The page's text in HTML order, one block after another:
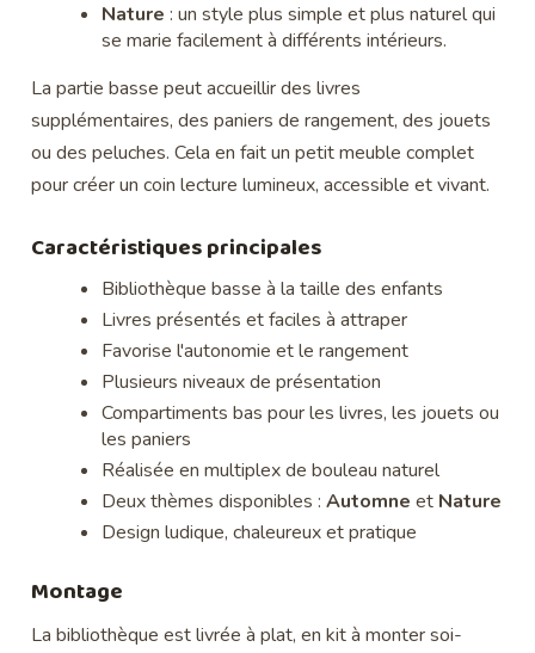
Nature : un style plus simple et plus naturel qui
se marie facilement à différents intérieurs.
La partie basse peut accueillir des livres
supplémentaires, des paniers de rangement, des jouets
ou des peluches. Cela en fait un petit meuble complet
pour créer un coin lecture lumineux, accessible et vivant.
Caractéristiques principales
Bibliothèque basse à la taille des enfants
Livres présentés et faciles à attraper
Favorise l'autonomie et le rangement
Plusieurs niveaux de présentation
Compartiments bas pour les livres, les jouets ou
les paniers
Réalisée en multiplex de bouleau naturel
Deux thèmes disponibles :Automne et Nature
Design ludique, chaleureux et pratique
Montage
La bibliothèque est livrée à plat, en kit à monter soi-